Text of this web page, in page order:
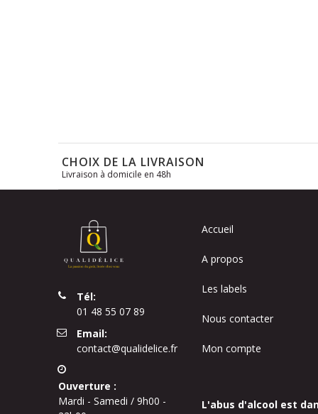
CHOIX DE LA LIVRAISON
Livraison à domicile en 48h
Tél:
01 48 55 07 89
Email:
contact@qualidelice.fr
Ouverture :
Mardi - Samedi / 9h00 -
Accueil
A propos
Les labels
Nous contacter
Mon compte
L'abus d'alcool est